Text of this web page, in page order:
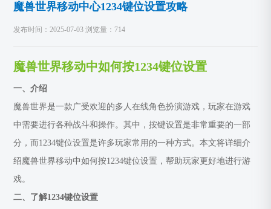
魔兽世界移动中心1234键位设置攻略
发布时间：2025-07-03 浏览量：714
魔兽世界移动中如何按1234键位设置
一、介绍
魔兽世界是一款广受欢迎的多人在线角色扮演游戏，玩家在游戏
中需要进行各种战斗和操作。其中，按键设置是非常重要的一部
分，而1234键位设置是许多玩家常用的一种方式。本文将详细介
绍魔兽世界移动中如何按1234键位设置，帮助玩家更好地进行游
戏。
二、了解1234键位设置